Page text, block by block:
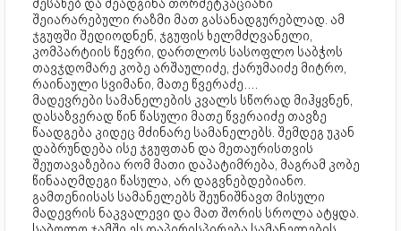
შესახებ და შეადგინა თორმეტკაციანი
შეიარარებული რაზმი მათ გასანადგურებლად. ამ
ჯგუფში შედიოდნენ, ჯგუფის ხელმძღვანელი,
კომპარტიის წევრი, დართლოს სასოფლო საბჭოს
თავჯდომარე კობე არშაულიძე, ქარუმაიძე მიტრო,
რაინაული სვიმანი, მათე წვერაძე….
მადევრები სამანელების კვალს სწორად მიჰყვნენ,
დასაზვერად წინ წასული მათე წვერაიძე თავზე
წაადგება კიდეც მძინარე სამანელებს. შემდეგ უკან
დაბრუნდება ისე ჯგუფთან და მეთაურისთვის
შეუთავაზებია რომ მათი დაპატიმრება, მაგრამ კობე
წინააღმდეგი წასულა, არ დაგვნებდებიანო.
გამთენიისას სამანელებს შეუნიშნავთ მისული
მადევრის ნაკვალევი და მათ შორის სროლა ატყდა.